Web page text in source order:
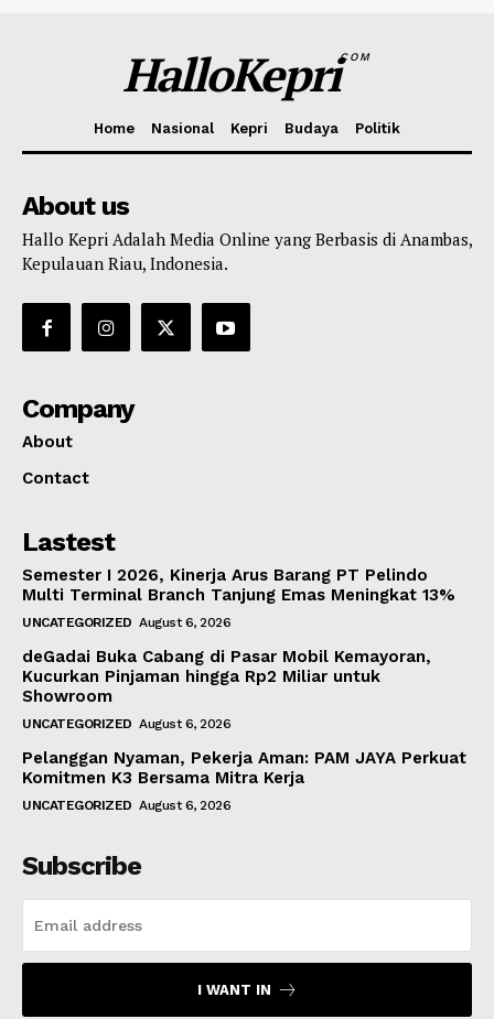
HalloKepriCOM
Home Nasional Kepri Budaya Politik
About us
Hallo Kepri Adalah Media Online yang Berbasis di Anambas,
Kepulauan Riau, Indonesia.
Company
About
Contact
Lastest
Semester I 2026, Kinerja Arus Barang PT Pelindo
Multi Terminal Branch Tanjung Emas Meningkat 13%
UNCATEGORIZED August 6, 2026
deGadai Buka Cabang di Pasar Mobil Kemayoran,
Kucurkan Pinjaman hingga Rp2 Miliar untuk
Showroom
UNCATEGORIZED August 6, 2026
Pelanggan Nyaman, Pekerja Aman: PAM JAYA Perkuat
Komitmen K3 Bersama Mitra Kerja
UNCATEGORIZED August 6, 2026
Subscribe
I WANT IN